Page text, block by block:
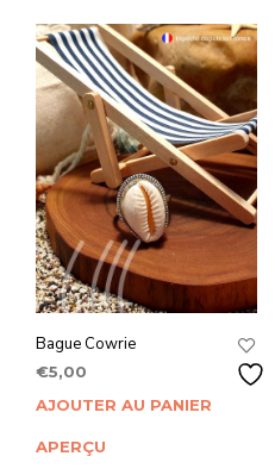
Bague Cowrie
€5,00
AJOUTER AU PANIER
APERÇU